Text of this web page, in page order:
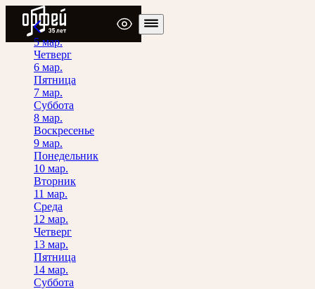
Радио Орфей
5 мар.
Четверг
6 мар.
Пятница
7 мар.
Суббота
8 мар.
Воскресенье
9 мар.
Понедельник
10 мар.
Вторник
11 мар.
Среда
12 мар.
Четверг
13 мар.
Пятница
14 мар.
Суббота